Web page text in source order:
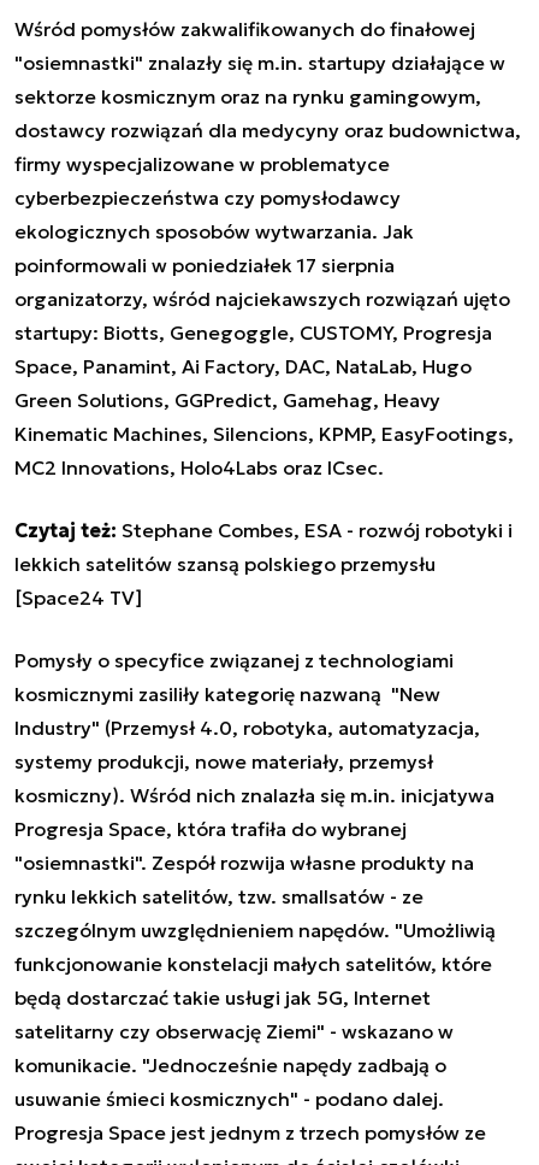
Wśród pomysłów zakwalifikowanych do finałowej
"osiemnastki" znalazły się m.in. startupy działające w
sektorze kosmicznym oraz na rynku gamingowym,
dostawcy rozwiązań dla medycyny oraz budownictwa,
firmy wyspecjalizowane w problematyce
cyberbezpieczeństwa czy pomysłodawcy
ekologicznych sposobów wytwarzania. Jak
poinformowali w poniedziałek 17 sierpnia
organizatorzy, wśród najciekawszych rozwiązań ujęto
startupy: Biotts, Genegoggle, CUSTOMY, Progresja
Space, Panamint, Ai Factory, DAC, NataLab, Hugo
Green Solutions, GGPredict, Gamehag, Heavy
Kinematic Machines, Silencions, KPMP, EasyFootings,
MC2 Innovations, Holo4Labs oraz ICsec.
Czytaj też: Stephane Combes, ESA - rozwój robotyki i
lekkich satelitów szansą polskiego przemysłu
[Space24 TV]
Pomysły o specyfice związanej z technologiami
kosmicznymi zasiliły kategorię nazwaną "New
Industry" (Przemysł 4.0, robotyka, automatyzacja,
systemy produkcji, nowe materiały, przemysł
kosmiczny). Wśród nich znalazła się m.in. inicjatywa
Progresja Space, która trafiła do wybranej
"osiemnastki". Zespół rozwija własne produkty na
rynku lekkich satelitów, tzw. smallsatów - ze
szczególnym uwzględnieniem napędów. "Umożliwią
funkcjonowanie konstelacji małych satelitów, które
będą dostarczać takie usługi jak 5G, Internet
satelitarny czy obserwację Ziemi" - wskazano w
komunikacie. "Jednocześnie napędy zadbają o
usuwanie śmieci kosmicznych" - podano dalej.
Progresja Space jest jednym z trzech pomysłów ze